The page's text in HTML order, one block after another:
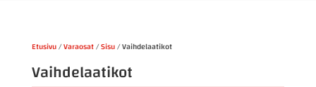
Etusivu/Varaosat/Sisu/ Vaihdelaatikot
Vaihdelaatikot